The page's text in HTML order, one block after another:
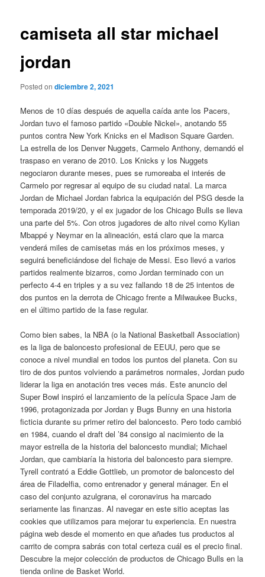
camiseta all star michael
jordan
Posted ondiciembre 2, 2021
Menos de 10 días después de aquella caída ante los Pacers,
Jordan tuvo el famoso partido «Double Nickel», anotando 55
puntos contra New York Knicks en el Madison Square Garden.
La estrella de los Denver Nuggets, Carmelo Anthony, demandó el
traspaso en verano de 2010. Los Knicks y los Nuggets
negociaron durante meses, pues se rumoreaba el interés de
Carmelo por regresar al equipo de su ciudad natal. La marca
Jordan de Michael Jordan fabrica la equipación del PSG desde la
temporada 2019/20, y el ex jugador de los Chicago Bulls se lleva
una parte del 5%. Con otros jugadores de alto nivel como Kylian
Mbappé y Neymar en la alineación, está claro que la marca
venderá miles de camisetas más en los próximos meses, y
seguirá beneficiándose del fichaje de Messi. Eso llevó a varios
partidos realmente bizarros, como Jordan terminado con un
perfecto 4-4 en triples y a su vez fallando 18 de 25 intentos de
dos puntos en la derrota de Chicago frente a Milwaukee Bucks,
en el último partido de la fase regular.
Como bien sabes, la NBA (o la National Basketball Association)
es la liga de baloncesto profesional de EEUU, pero que se
conoce a nivel mundial en todos los puntos del planeta. Con su
tiro de dos puntos volviendo a parámetros normales, Jordan pudo
liderar la liga en anotación tres veces más. Este anuncio del
Super Bowl inspiró el lanzamiento de la película Space Jam de
1996, protagonizada por Jordan y Bugs Bunny en una historia
ficticia durante su primer retiro del baloncesto. Pero todo cambió
en 1984, cuando el draft del ’84 consigo al nacimiento de la
mayor estrella de la historia del baloncesto mundial; Michael
Jordan, que cambiaría la historia del baloncesto para siempre.
Tyrell contrató a Eddie Gottlieb, un promotor de baloncesto del
área de Filadelfia, como entrenador y general mánager. En el
caso del conjunto azulgrana, el coronavirus ha marcado
seriamente las finanzas. Al navegar en este sitio aceptas las
cookies que utilizamos para mejorar tu experiencia. En nuestra
página web desde el momento en que añades tus productos al
carrito de compra sabrás con total certeza cuál es el precio final.
Descubre la mejor colección de productos de Chicago Bulls en la
tienda online de Basket World.